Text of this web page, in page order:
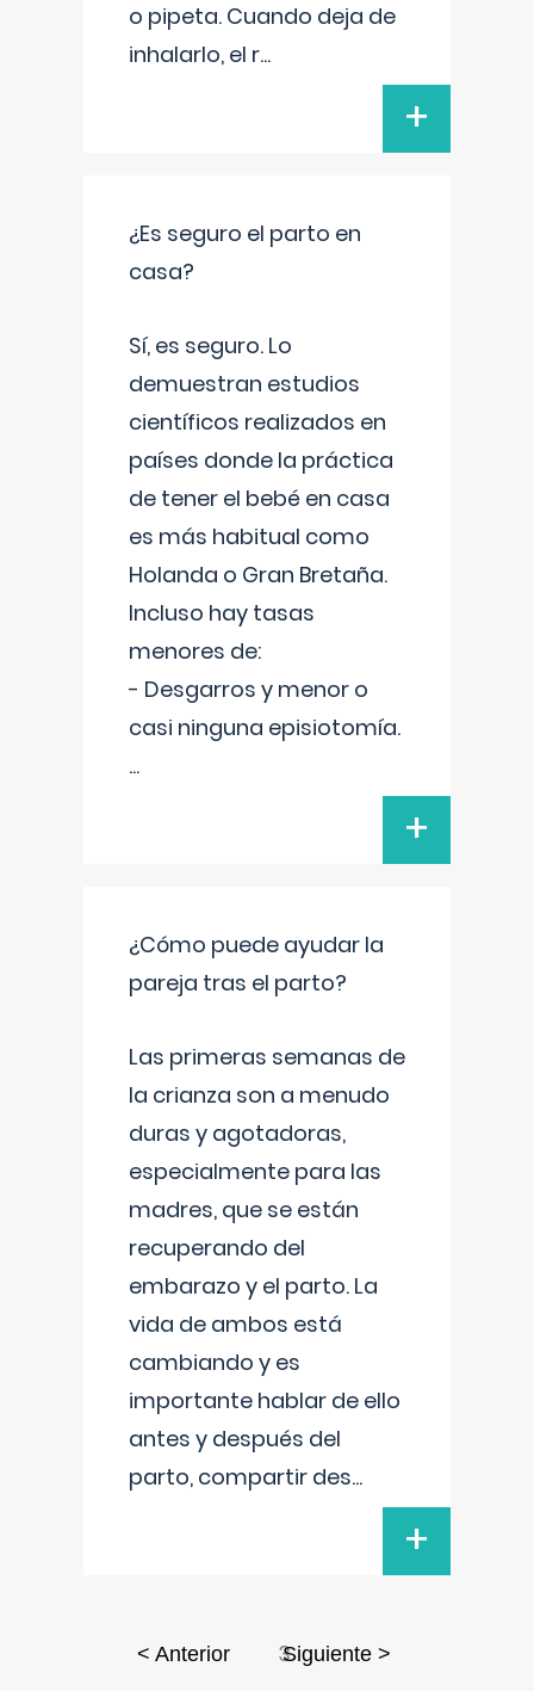
o pipeta. Cuando deja de
inhalarlo, el r...
+
¿Es seguro el parto en
casa?
Sí, es seguro. Lo
demuestran estudios
científicos realizados en
países donde la práctica
de tener el bebé en casa
es más habitual como
Holanda o Gran Bretaña.
Incluso hay tasas
menores de:
- Desgarros y menor o
casi ninguna episiotomía.
...
+
¿Cómo puede ayudar la
pareja tras el parto?
Las primeras semanas de
la crianza son a menudo
duras y agotadoras,
especialmente para las
madres, que se están
recuperando del
embarazo y el parto. La
vida de ambos está
cambiando y es
importante hablar de ello
antes y después del
parto, compartir des...
+
< Anterior 3Siguiente >